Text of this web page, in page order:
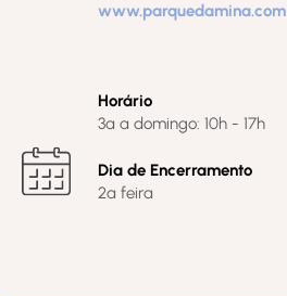
www.parquedamina.com
Horário
3ª a domingo: 10h - 17h
Dia de Encerramento
2ª feira